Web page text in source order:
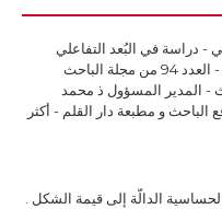
- دراسة في البُعد التفاعلي
للتدوينة . محسن رمضاني - العدد 94 من مجلة الباحث
- المدير المسؤول ذ محمد
و مطبعة دار القلم - أكثر
الدالّة إلى قيمة الشكل .